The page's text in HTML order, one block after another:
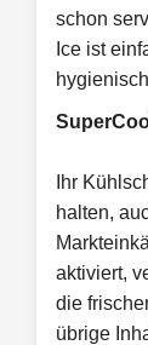
schon
Ice ist
Ihr
halten,
aktiviert,
die
übrige